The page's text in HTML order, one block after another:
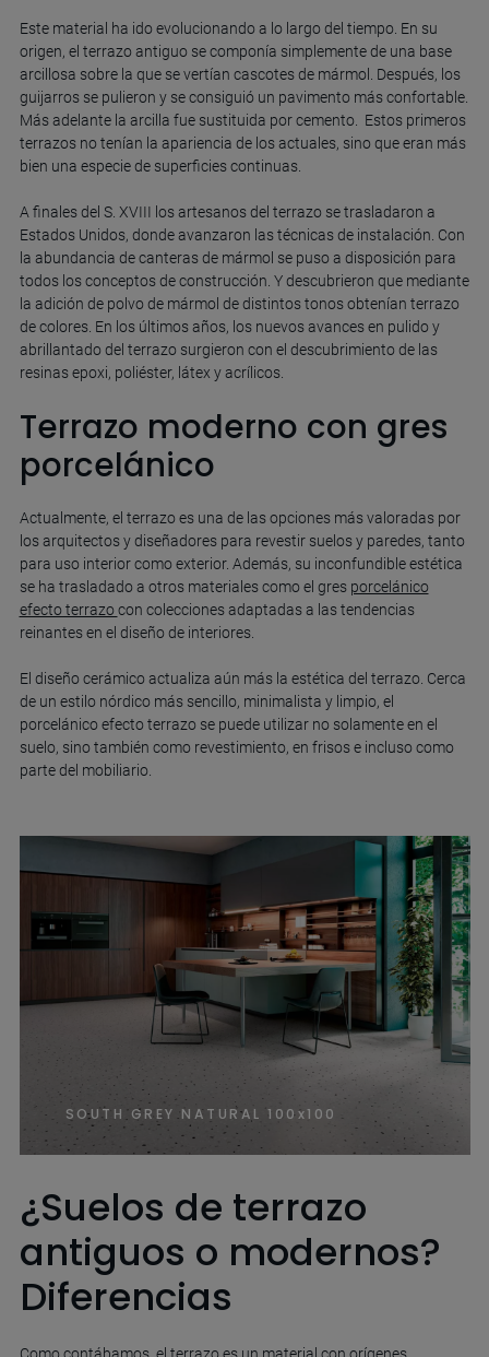
Este material ha ido evolucionando a lo largo del tiempo. En su
origen, el terrazo antiguo se componía simplemente de una base
arcillosa sobre la que se vertían cascotes de mármol. Después, los
guijarros se pulieron y se consiguió un pavimento más confortable.
Más adelante la arcilla fue sustituida por cemento. Estos primeros
terrazos no tenían la apariencia de los actuales, sino que eran más
bien una especie de superficies continuas.
A finales del S. XVIII los artesanos del terrazo se trasladaron a
Estados Unidos, donde avanzaron las técnicas de instalación. Con
la abundancia de canteras de mármol se puso a disposición para
todos los conceptos de construcción. Y descubrieron que mediante
la adición de polvo de mármol de distintos tonos obtenían terrazo
de colores. En los últimos años, los nuevos avances en pulido y
abrillantado del terrazo surgieron con el descubrimiento de las
resinas epoxi, poliéster, látex y acrílicos.
Terrazo moderno con gres
porcelánico
Actualmente, el terrazo es una de las opciones más valoradas por
los arquitectos y diseñadores para revestir suelos y paredes, tanto
para uso interior como exterior. Además, su inconfundible estética
se ha trasladado a otros materiales como el gres porcelánico
efecto terrazo con colecciones adaptadas a las tendencias
reinantes en el diseño de interiores.
El diseño cerámico actualiza aún más la estética del terrazo. Cerca
de un estilo nórdico más sencillo, minimalista y limpio, el
porcelánico efecto terrazo se puede utilizar no solamente en el
suelo, sino también como revestimiento, en frisos e incluso como
parte del mobiliario.
SOUTH GREY NATURAL 100x100
¿Suelos de terrazo
antiguos o modernos?
Diferencias